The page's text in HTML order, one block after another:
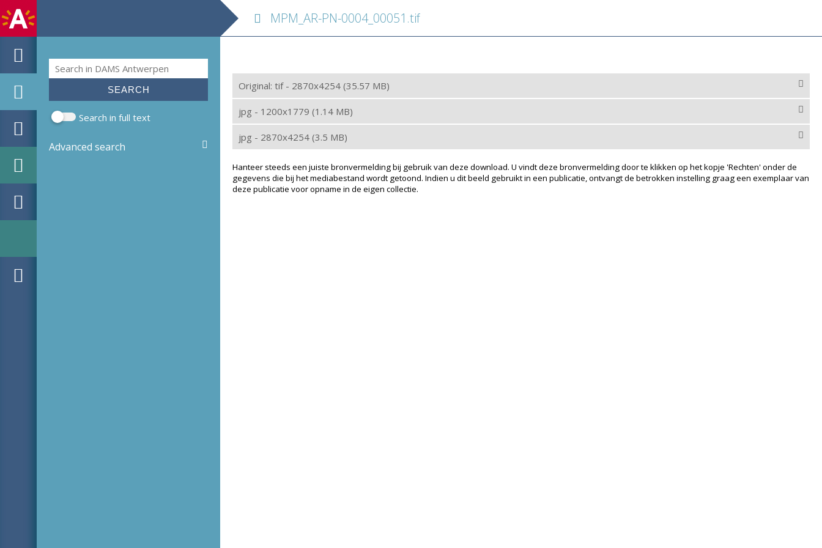
Search form
Search
Search in full text
Advanced search
MPM_AR-PN-0004_00051.tif
Original: tif - 2870x4254 (35.57 MB)
jpg - 1200x1779 (1.14 MB)
jpg - 2870x4254 (3.5 MB)
Hanteer steeds een juiste bronvermelding bij gebruik van deze download. U vindt deze bronvermelding door te klikken op het kopje 'Rechten' onder de
gegevens die bij het mediabestand wordt getoond. Indien u dit beeld gebruikt in een publicatie, ontvangt de betrokken instelling graag een exemplaar van
deze publicatie voor opname in de eigen collectie.